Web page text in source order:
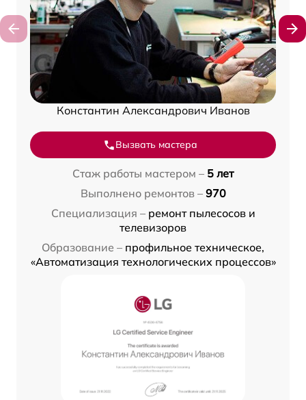
Константин Александрович Иванов
Вызвать мастера
Стаж работы мастером – 5 лет
Выполнено ремонтов – 970
Специализация – ремонт пылесосов и
телевизоров
Образование – профильное техническое,
«Автоматизация технологических процессов»